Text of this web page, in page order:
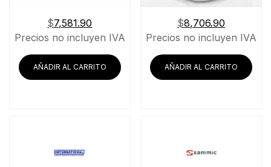
$7,581.90
Precios no incluyen IVA
AÑADIR AL CARRITO
$8,706.90
Precios no incluyen IVA
AÑADIR AL CARRITO